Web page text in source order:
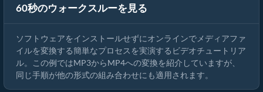
60秒のウォークスルーを見る
メディアファイルの変換方法
ソフトウェアをインストールせずにオンラインでメディアファ
イルを変換する簡単なプロセスを実演するビデオチュートリア
ル。この例ではMP3からMP4への変換を紹介していますが、
同じ手順が他の形式の組み合わせにも適用されます。